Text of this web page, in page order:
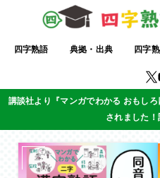
四字熟語 典拠・出典 四字
講談社より『マンガでわかる おもし
されました